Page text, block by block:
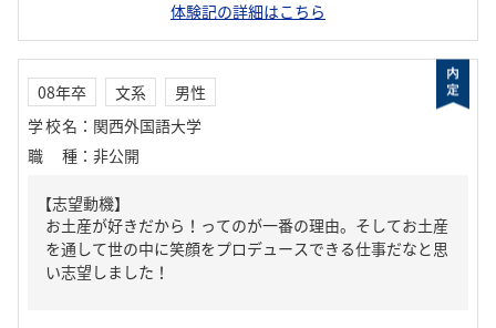
体験記の詳細はこちら
08年卒 文系
男性
学校名 ： 関西外国語大学
職種 ： 非公開
【志望動機】
お土産が好きだから！ってのが一番の理由。そしてお土産
を通して世の中に笑顔をプロデュースできる仕事だなと思
い志望しました！